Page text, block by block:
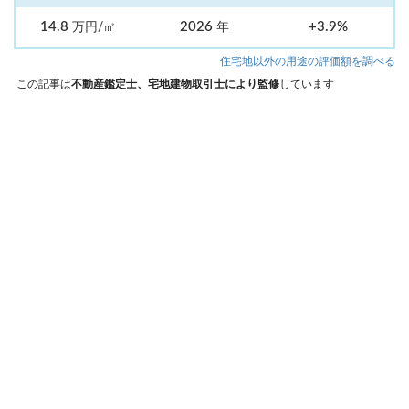
14.8万円/㎡ 2026 年 +3.9%
住宅地以外の用途の評価額を調べる
この記事は不動産鑑定士、宅地建物取引士により監修しています